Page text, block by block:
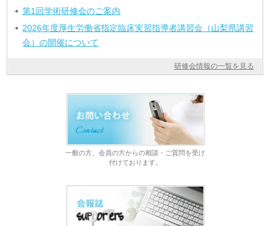
第1回学術研修会のご案内
2026年度厚生労働省指定臨床実習指導者講習会（山梨県講習
会）の開催について
研修会情報の一覧を見る
一般の方、会員の方からの相談・ご質問を受け
付けております。